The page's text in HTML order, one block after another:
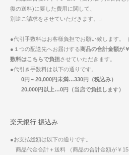
復の送料)に要した費用に関して、
別途ご請求をさせていただきます。」
●代引手数料はお客様負担でお願い致します。
●１つの配送先へお届けする商品の合計金額が
数料はこちらで負担させていただきます。
●代引き手数料は以下の通りです。
0円～20,000円未満…330円（税込み）
20,000円以上…0円（当店で負担します）
楽天銀行 振込み
●お支払総額は以下の通りです。
商品代金合計＋送料 （商品の合計金額が￥